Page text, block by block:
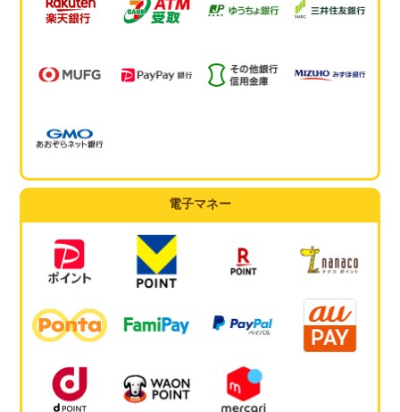
電子マネー